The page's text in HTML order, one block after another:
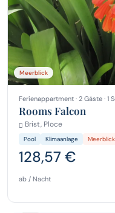
Meerblick
Ferienappartment · 2 Gäste · 1
Rooms Falcon
Brist, Ploce
Pool Klimaanlage Meerblick
128,57 €
ab / Nacht